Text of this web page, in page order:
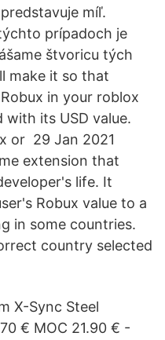
míľ.
prípadoch je
štvoricu tých
make it so that
in your roblox
its USD value.
or 29 Jan 2021
extension that
life. It
Robux value to a
in some countries.
country selected
X-Sync Steel
€ MOC 21.90 € -